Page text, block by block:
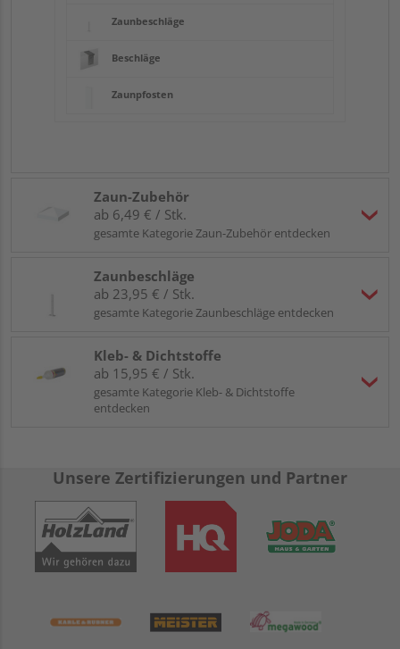
Zaunbeschläge
Beschläge
Zaunpfosten
Zaun-Zubehör
ab 6,49 € / Stk.
gesamte Kategorie Zaun-Zubehör entdecken
Zaunbeschläge
ab 23,95 € / Stk.
gesamte Kategorie Zaunbeschläge entdecken
Kleb- & Dichtstoffe
ab 15,95 € / Stk.
gesamte Kategorie Kleb- & Dichtstoffe
entdecken
Unsere Zertifizierungen und Partner